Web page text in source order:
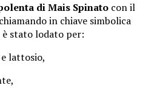
di Mais Spinato con il
in chiave simbolica
è stato lodato per:
lattosio,